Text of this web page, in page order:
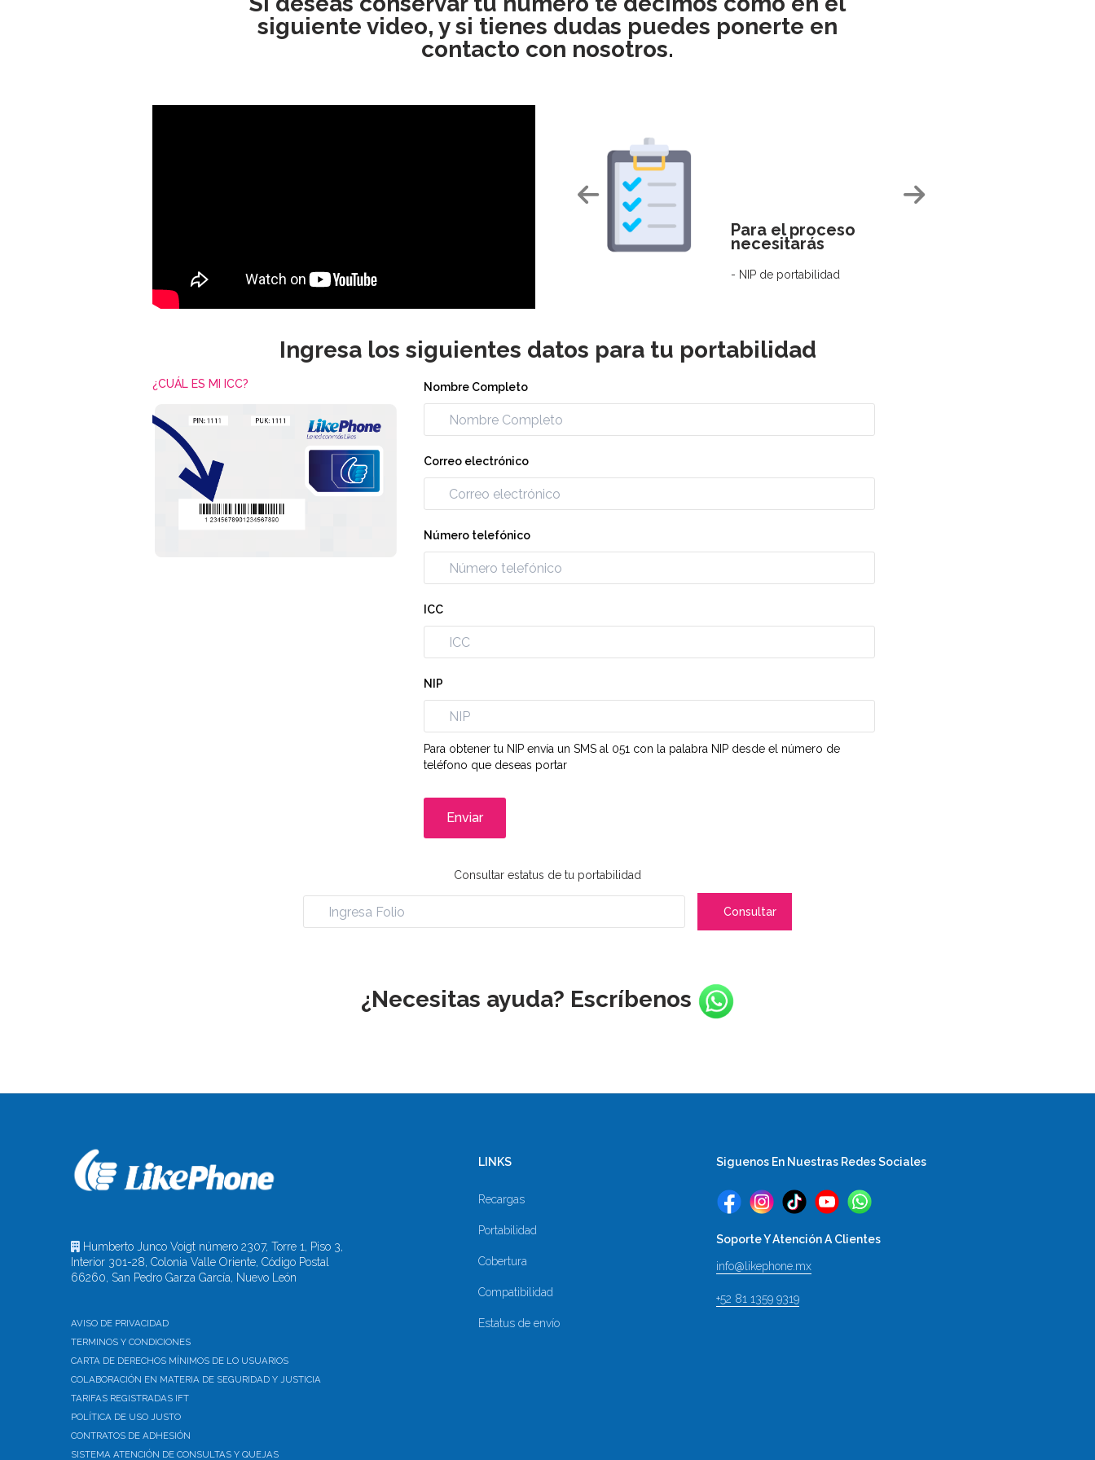
siguiente video, y si tienes dudas puedes ponerte en
contacto con nosotros.
Para el proceso
necesitarás
- NIP de portabilidad
Ingresa los siguientes datos para tu portabilidad
¿CUÁL ES MI ICC? Nombre Completo
Correo electrónico
Número telefónico
ICC
NIP
Para obtener tu NIP envía un SMS al 051 con la palabra NIP desde el número de
teléfono que deseas portar
Enviar
Consultar estatus de tu portabilidad
Consultar
¿Necesitas ayuda? Escríbenos
Humberto Junco Voigt número 2307, Torre 1, Piso 3,
Interior 301-28, Colonia Valle Oriente, Código Postal
66260, San Pedro Garza García, Nuevo León
AVISO DE PRIVACIDAD
TERMINOS Y CONDICIONES
CARTA DE DERECHOS MÍNIMOS DE LO USUARIOS
COLABORACIÓN EN MATERIA DE SEGURIDAD Y JUSTICIA
TARIFAS REGISTRADAS IFT
POLÍTICA DE USO JUSTO
CONTRATOS DE ADHESIÓN
SISTEMA ATENCIÓN DE CONSULTAS Y QUEJAS
LINKS
Recargas
Portabilidad
Cobertura
Compatibilidad
Estatus de envío
Siguenos En Nuestras Redes Sociales
Soporte Y Atención A Clientes
info@likephone.mx
+52 81 1359 9319